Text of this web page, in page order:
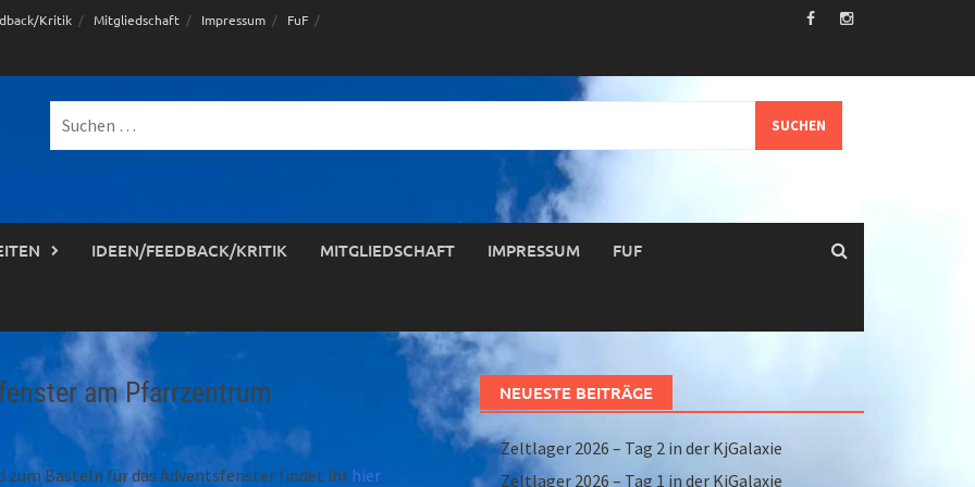
Kritik Mitgliedschaft Impressum FuF
nach:
IDEEN/FEEDBACK/KRITIK MITGLIEDSCHAFT IMPRESSUM FUF
am Pfarrzentrum
Basteln für das Adventsfenster findet ihr hier
NEUESTE BEITRÄGE
Zeltlager 2026 – Tag 2 in der KjGalaxie
Zeltlager 2026 – Tag 1 in der KjGalaxie